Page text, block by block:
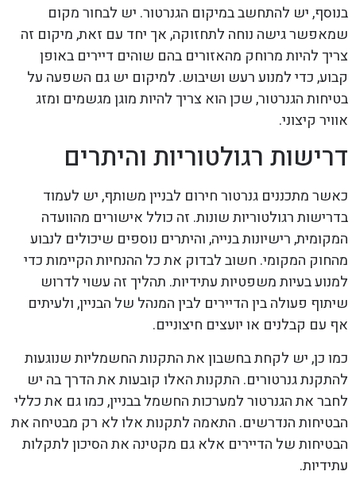
בנוסף, יש להתחשב במיקום הגנרטור. יש לבחור מקום
שמאפשר גישה נוחה לתחזוקה, אך יחד עם זאת, מיקום זה
צריך להיות מרוחק מהאזורים בהם שוהים דיירים באופן
קבוע, כדי למנוע רעש ושיבוש. למיקום יש גם השפעה על
בטיחות הגנרטור, שכן הוא צריך להיות מוגן מגשמים ומזג
אוויר קיצוני.
דרישות רגולטוריות והיתרים
כאשר מתכננים גנרטור חירום לבניין משותף, יש לעמוד
בדרישות רגולטוריות שונות. זה כולל אישורים מהוועדה
המקומית, רישיונות בנייה, והיתרים נוספים שיכולים לנבוע
מהחוק המקומי. חשוב לבדוק את כל ההנחיות הקיימות כדי
למנוע בעיות משפטיות עתידיות. תהליך זה עשוי לדרוש
שיתוף פעולה בין הדיירים לבין המנהל של הבניין, ולעיתים
אף עם קבלנים או יועצים חיצוניים.
כמו כן, יש לקחת בחשבון את התקנות החשמליות שנוגעות
להתקנת גנרטורים. התקנות האלו קובעות את הדרך בה יש
לחבר את הגנרטור למערכות החשמל בבניין, כמו גם את כללי
הבטיחות הנדרשים. התאמה לתקנות אלו לא רק מבטיחה את
הבטיחות של הדיירים אלא גם מקטינה את הסיכון לתקלות
עתידיות.